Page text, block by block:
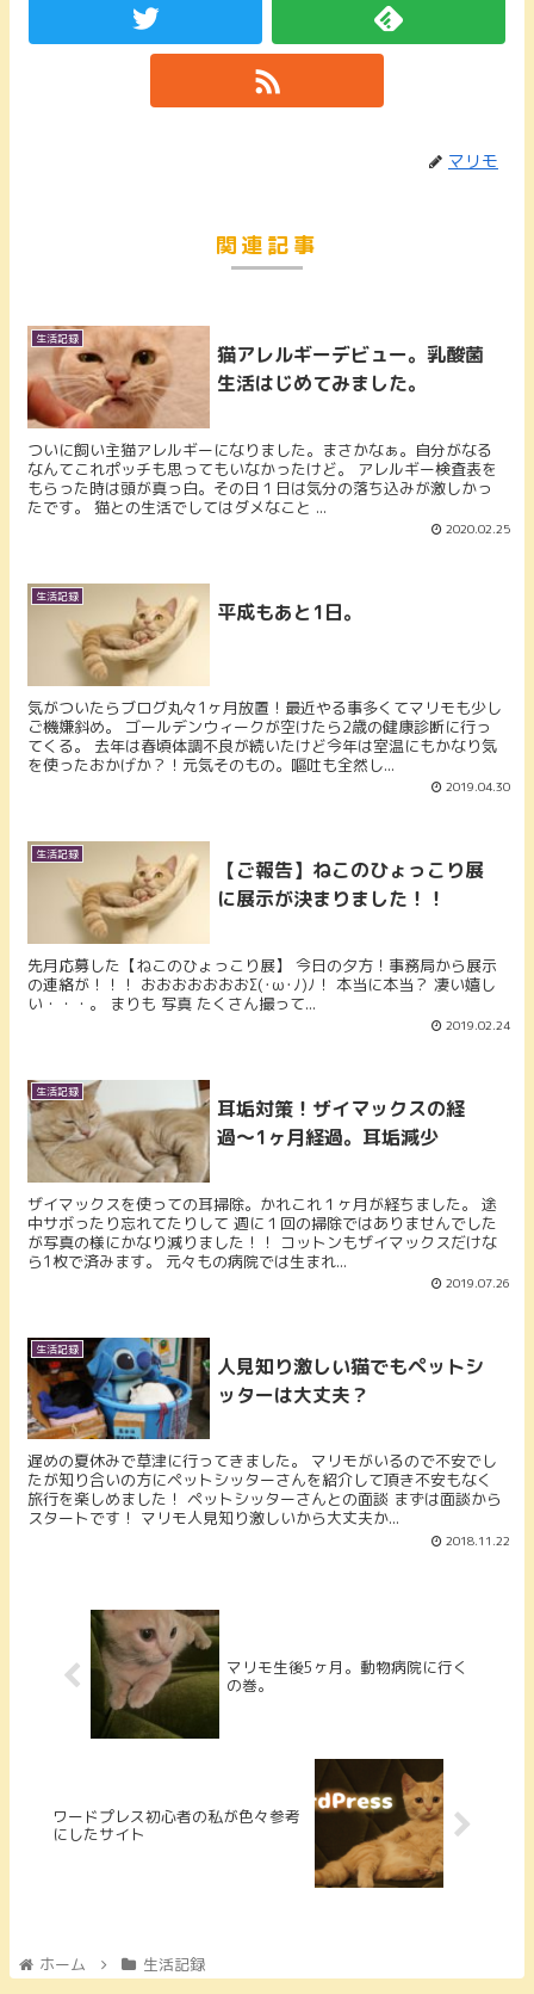
マリモ
関連記事
生活記録
猫アレルギーデビュー。乳酸菌
生活はじめてみました。
ついに飼い主猫アレルギーになりました。まさかなぁ。自分がなる
なんてこれポッチも思ってもいなかったけど。 アレルギー検査表を
もらった時は頭が真っ白。その日１日は気分の落ち込みが激しかっ
たです。 猫との生活でしてはダメなこと ...
2020.02.25
生活記録
平成もあと1日。
気がついたらブログ丸々1ヶ月放置！最近やる事多くてマリモも少し
ご機嫌斜め。 ゴールデンウィークが空けたら2歳の健康診断に行っ
てくる。 去年は春頃体調不良が続いたけど今年は室温にもかなり気
を使ったおかげか？！元気そのもの。嘔吐も全然し...
2019.04.30
生活記録
【ご報告】ねこのひょっこり展
に展示が決まりました！！
先月応募した【ねこのひょっこり展】 今日の夕方！事務局から展示
の連絡が！！！ おおおおおおおΣ(･ω･ﾉ)ﾉ！ 本当に本当？ 凄い嬉し
い・・・。 まりも 写真 たくさん撮って...
2019.02.24
生活記録
耳垢対策！ザイマックスの経
過〜1ヶ月経過。耳垢減少
ザイマックスを使っての耳掃除。かれこれ１ヶ月が経ちました。 途
中サボったり忘れてたりして 週に１回の掃除ではありませんでした
が写真の様にかなり減りました！！ コットンもザイマックスだけな
ら1枚で済みます。 元々もの病院では生まれ...
2019.07.26
生活記録
人見知り激しい猫でもペットシ
ッターは大丈夫？
遅めの夏休みで草津に行ってきました。 マリモがいるので不安でし
たが知り合いの方にペットシッターさんを紹介して頂き不安もなく
旅行を楽しめました！ ペットシッターさんとの面談 まずは面談から
スタートです！ マリモ人見知り激しいから大丈夫か...
2018.11.22
マリモ生後5ヶ月。動物病院に行く
の巻。
ワードプレス初心者の私が色々参考
にしたサイト
ホーム 生活記録